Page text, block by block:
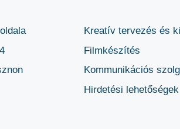
Kreatív tervezés és
Filmkészítés
Kommunikációs
Hirdetési lehetőségek